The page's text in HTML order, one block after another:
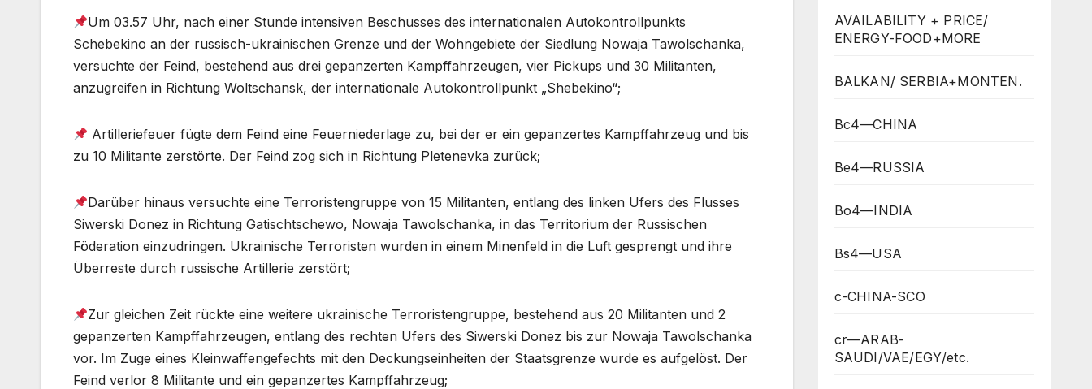
Um 03.57 Uhr, nach einer Stunde intensiven Beschusses des internationalen Autokontrollpunkts
Schebekino an der russisch-ukrainischen Grenze und der Wohngebiete der Siedlung Nowaja Tawolschanka,
versuchte der Feind, bestehend aus drei gepanzerten Kampffahrzeugen, vier Pickups und 30 Militanten,
anzugreifen in Richtung Woltschansk, der internationale Autokontrollpunkt „Shebekino“;
Artilleriefeuer fügte dem Feind eine Feuerniederlage zu, bei der er ein gepanzertes Kampffahrzeug und bis
zu 10 Militante zerstörte. Der Feind zog sich in Richtung Pletenevka zurück;
Darüber hinaus versuchte eine Terroristengruppe von 15 Militanten, entlang des linken Ufers des Flusses
Siwerski Donez in Richtung Gatischtschewo, Nowaja Tawolschanka, in das Territorium der Russischen
Föderation einzudringen. Ukrainische Terroristen wurden in einem Minenfeld in die Luft gesprengt und ihre
Überreste durch russische Artillerie zerstört;
Zur gleichen Zeit rückte eine weitere ukrainische Terroristengruppe, bestehend aus 20 Militanten und 2
gepanzerten Kampffahrzeugen, entlang des rechten Ufers des Siwerski Donez bis zur Nowaja Tawolschanka
vor. Im Zuge eines Kleinwaffengefechts mit den Deckungseinheiten der Staatsgrenze wurde es aufgelöst. Der
Feind verlor 8 Militante und ein gepanzertes Kampffahrzeug;
AVAILABILITY + PRICE/
ENERGY-FOOD+MORE
BALKAN/ SERBIA+MONTEN.
Bc4—CHINA
Be4—RUSSIA
Bo4—INDIA
Bs4—USA
c-CHINA-SCO
cr—ARAB-
SAUDI/VAE/EGY/etc.